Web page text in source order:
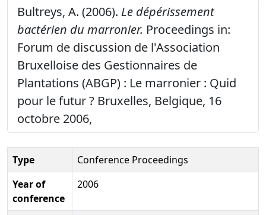
Bultreys, A. (2006). Le dépérissement
bactérien du marronier. Proceedings in:
Forum de discussion de l'Association
Bruxelloise des Gestionnaires de
Plantations (ABGP) : Le marronier : Quid
pour le futur ? Bruxelles, Belgique, 16
octobre 2006,
Type
Conference Proceedings
Year of
conference
2006